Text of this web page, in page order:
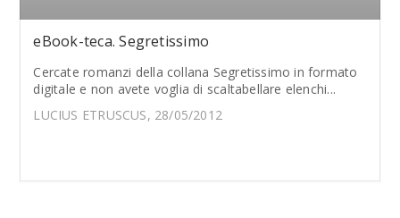
eBook-teca. Segretissimo
Cercate romanzi della collana Segretissimo in formato
digitale e non avete voglia di scaltabellare elenchi...
LUCIUS ETRUSCUS, 28/05/2012